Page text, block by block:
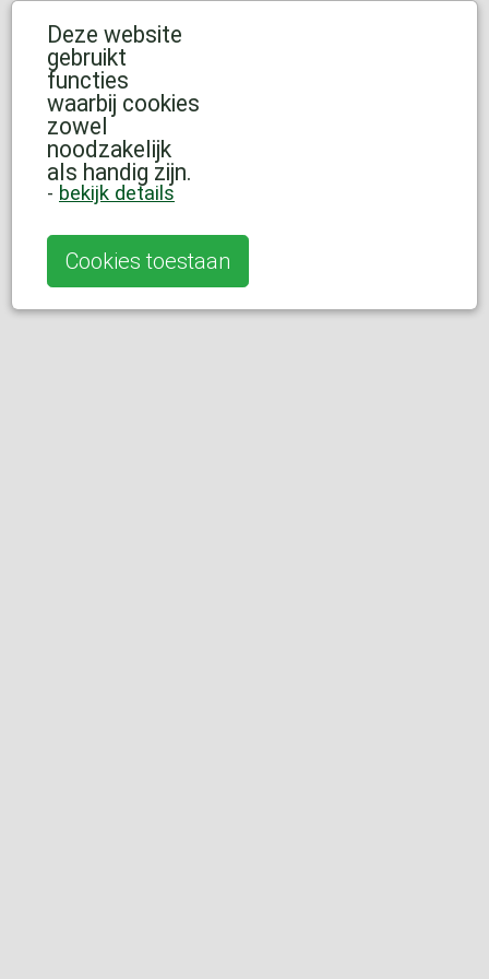
Deze website
gebruikt
functies
waarbij cookies
zowel
noodzakelijk
als handig zijn.
- bekijk details
Cookies toestaan